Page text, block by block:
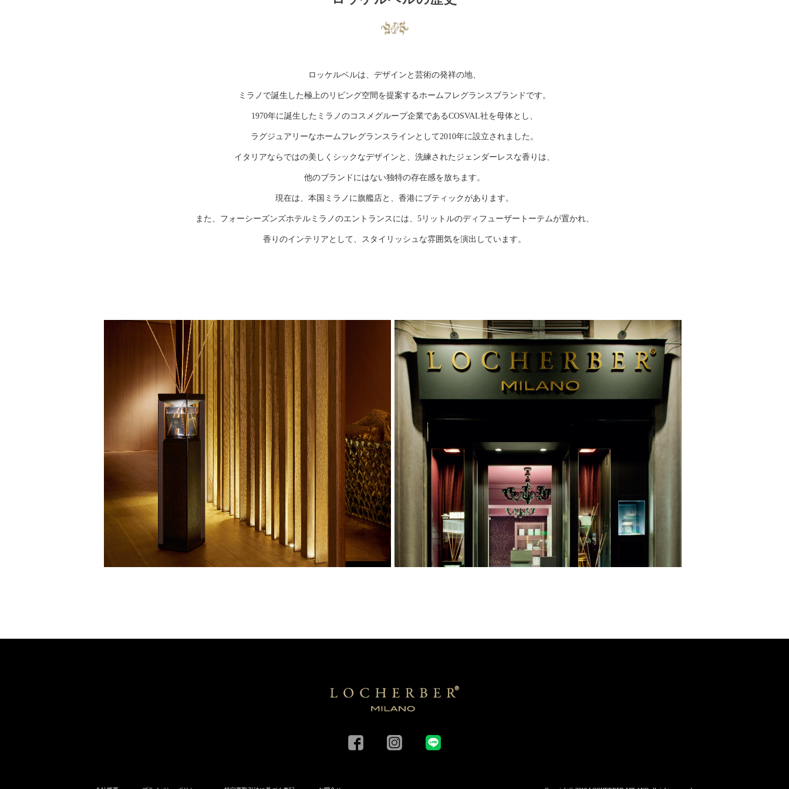
ロッケルベルは、デザインと芸術の発祥の地、
ミラノで誕生した極上のリビング空間を提案するホームフレグランスブランドです。
1970年に誕生したミラノのコスメグループ企業であるCOSVAL社を母体とし、
ラグジュアリーなホームフレグランスラインとして2010年に設立されました。
イタリアならではの美しくシックなデザインと、洗練されたジェンダーレスな香りは、
他のブランドにはない独特の存在感を放ちます。
現在は、本国ミラノに旗艦店と、香港にブティックがあります。
また、フォーシーズンズホテルミラノのエントランスには、5リットルのディフューザートーテムが置かれ、
香りのインテリアとして、スタイリッシュな雰囲気を演出しています。